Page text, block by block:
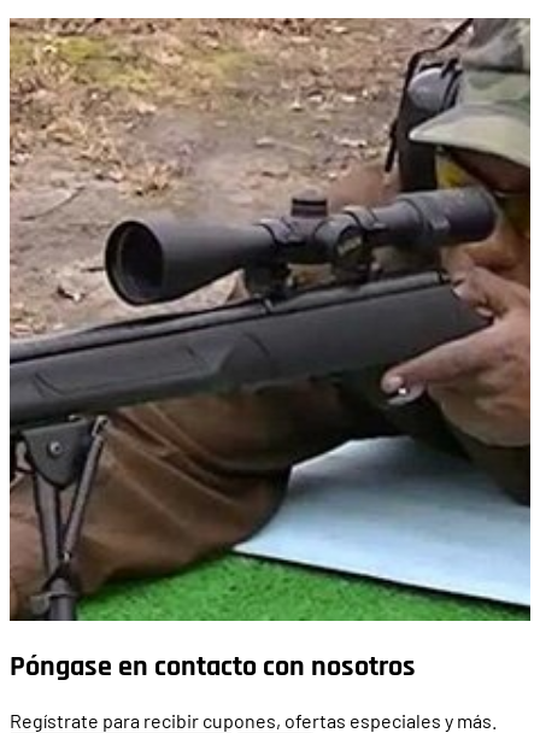
Póngase en contacto con nosotros
Regístrate para recibir cupones, ofertas especiales y más.